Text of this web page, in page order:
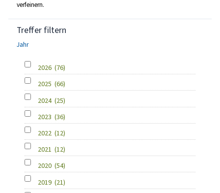
verfeinern.
Treffer filtern
Jahr
2026 (76)
2025 (66)
2024 (25)
2023 (36)
2022 (12)
2021 (12)
2020 (54)
2019 (21)